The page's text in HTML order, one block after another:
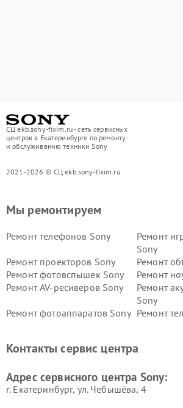
СЦ ekb.sony-fixim.ru - сеть сервисных
центров в Екатеринбурге по ремонту
и обслуживанию техники Sony
2021-2026 © СЦ ekb.sony-fixim.ru
Мы ремонтируем
Ремонт телефонов Sony
Ремонт
Sony
Ремонт проекторов Sony
Ремонт
Ремонт фотовспышек Sony
Ремонт
Ремонт AV-ресиверов Sony
Ремонт
Sony
Ремонт фотоаппаратов Sony Ремонт
Контакты сервис центра
Адрес сервисного центра Sony:
г. Екатеринбург, ул. Чебышёва, 4